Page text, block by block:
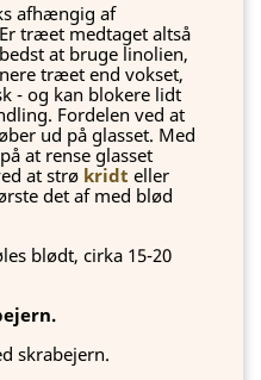
afhængig af
træet medtaget altså
at bruge linolien,
træet end vokset,
- og kan blokere lidt
Fordelen ved at
ud på glasset. Med
at rense glasset
at strø kridt eller
det af med blød
blødt, cirka 15-20
skrabejern.